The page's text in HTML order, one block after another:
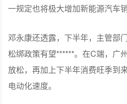
一规定也将极大增加新能源汽车销
邓永康还透露，下半年，主管部
松绑政策有望******。在C端，广
放松，再加上下半年消费旺季到
电动化速度。